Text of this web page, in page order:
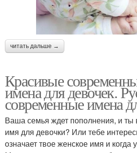
читать дальше →
Красивые
имена для девочек.
современные имена
Ваша семья ждет пополнения, и
имя для девочки? Или тебе
означает твое женское имя и когда